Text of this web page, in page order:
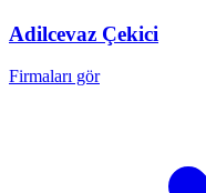
Adilcevaz Çekici
Firmaları gör